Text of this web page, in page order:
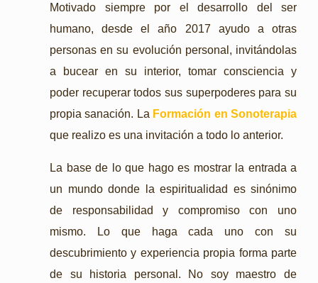
Motivado siempre por el desarrollo del ser
humano, desde el año 2017 ayudo a otras
personas en su evolución personal, invitándolas
a bucear en su interior, tomar consciencia y
poder recuperar todos sus superpoderes para su
propia sanación. La Formación en Sonoterapia
que realizo es una invitación a todo lo anterior.
La base de lo que hago es mostrar la entrada a
un mundo donde la espiritualidad es sinónimo
de responsabilidad y compromiso con uno
mismo. Lo que haga cada uno con su
descubrimiento y experiencia propia forma parte
de su historia personal. No soy maestro de